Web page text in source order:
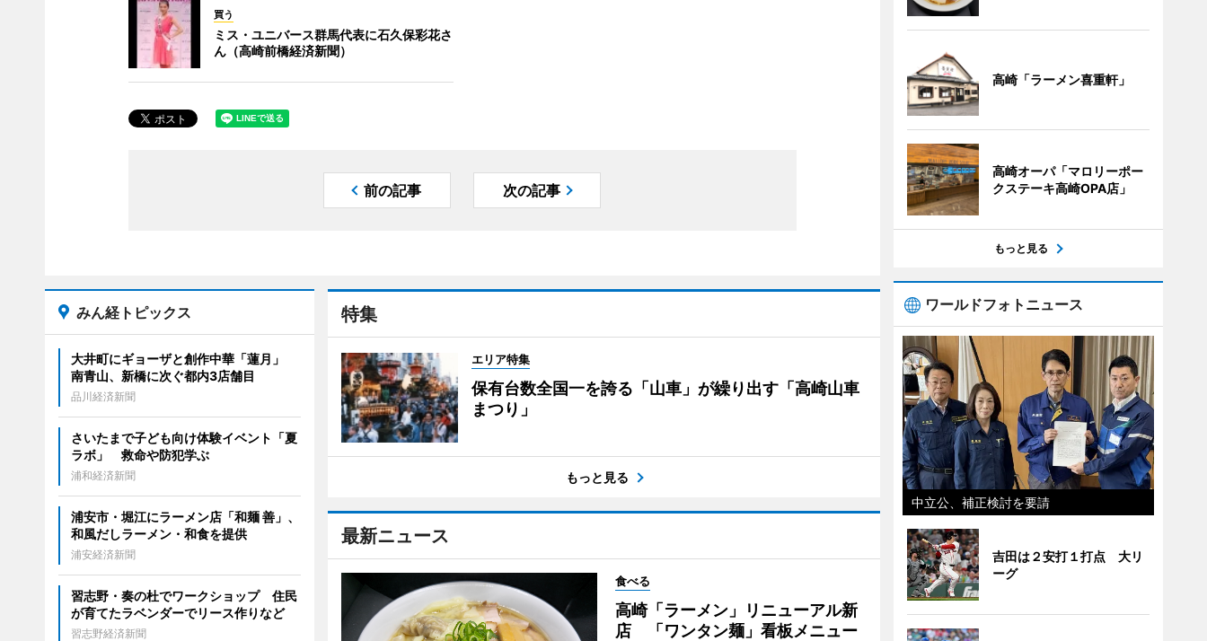
買う
ミス・ユニバース群馬代表に石久保彩花さ
ん（高崎前橋経済新聞）
前の記事 次の記事
特集
エリア特集
保有台数全国一を誇る「山車」が繰り出す「高崎山車
まつり」
もっと見る
最新ニュース
食べる
高崎「ラーメン」リニューアル新
店 「ワンタン麺」看板メニュー
みん経トピックス
大井町にギョーザと創作中華「蓮月」
南青山、新橋に次ぐ都内3店舗目
品川経済新聞
さいたまで子ども向け体験イベント「夏
ラボ」 救命や防犯学ぶ
浦和経済新聞
浦安市・堀江にラーメン店「和麺 善」、
和風だしラーメン・和食を提供
浦安経済新聞
習志野・奏の杜でワークショップ 住民
が育てたラベンダーでリース作りなど
習志野経済新聞
高崎「ラーメン喜重軒」
高崎オーパ「マロリーポー
クステーキ高崎OPA店」
もっと見る
ワールドフォトニュース
中立公、補正検討を要請
吉田は２安打１打点 大リ
ーグ